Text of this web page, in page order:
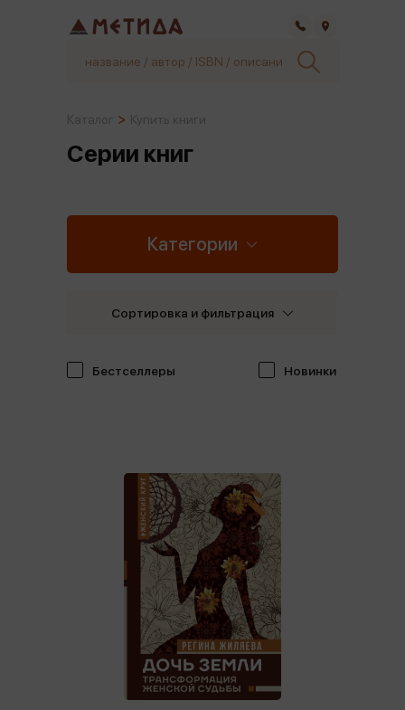
Серии книг
Категории
Бестселлеры Новинки
Сортировка и фильтрация